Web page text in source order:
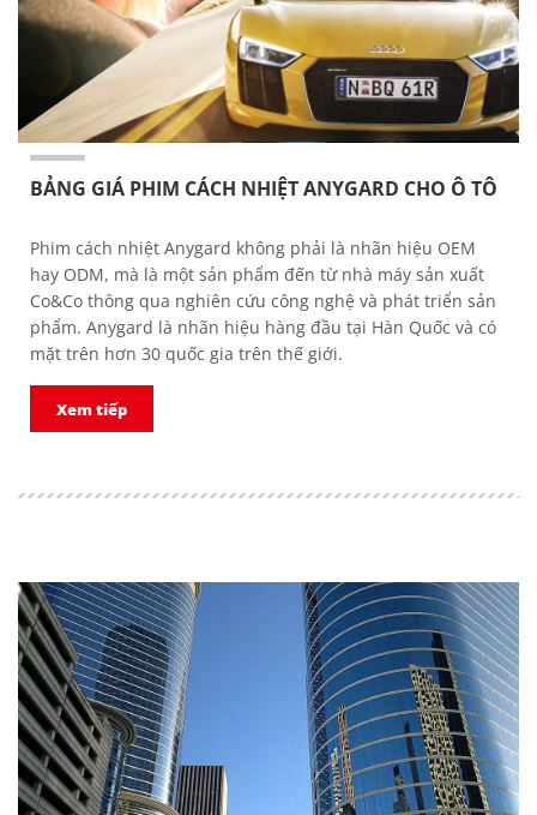
BẢNG GIÁ PHIM CÁCH NHIỆT ANYGARD CHO Ô TÔ
Phim cách nhiệt Anygard không phải là nhãn hiệu OEM
hay ODM, mà là một sản phẩm đến từ nhà máy sản xuất
Co&Co thông qua nghiên cứu công nghệ và phát triển sản
phẩm. Anygard là nhãn hiệu hàng đầu tại Hàn Quốc và có
mặt trên hơn 30 quốc gia trên thế giới.
Xem tiếp